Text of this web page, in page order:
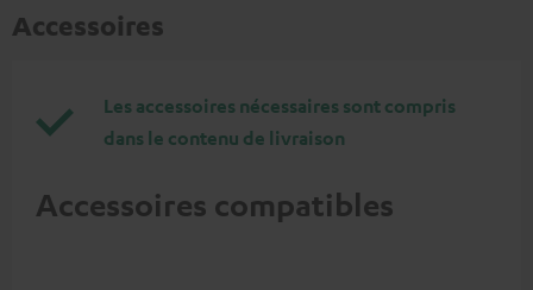
Accessoires
Les accessoires nécessaires sont compris
dans le contenu de livraison
Accessoires compatibles